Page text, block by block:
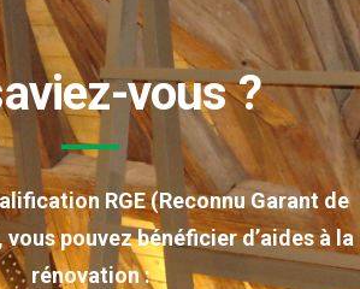
vous ?
RGE (Reconnu Garant de
vous pouvez bénéficier d’aides à la
rénovation :